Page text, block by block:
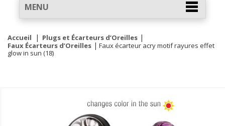
MENU
Accueil
Plugs et Écarteurs d’Oreilles
Faux Écarteurs d’Oreilles
Faux écarteur acry motif rayures effet
glow in sun (18)